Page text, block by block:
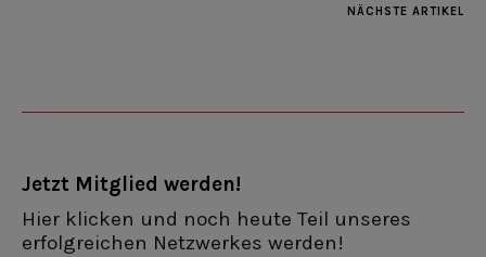
NÄCHSTE ARTIKEL
Jetzt Mitglied werden!
Hier klicken und noch heute Teil unseres
erfolgreichen Netzwerkes werden!